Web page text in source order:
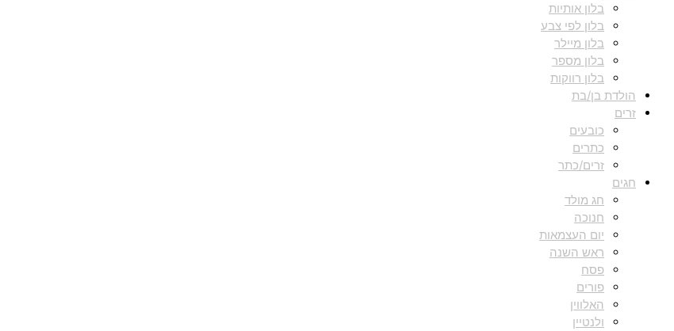
בלון אותיות
בלון לפי צבע
בלון מיילר
בלון מספר
בלון רווקות
הולדת בן/בת
זרים
כובעים
כתרים
זרים/כתר
חגים
חג מולד
חנוכה
יום העצמאות
ראש השנה
פסח
פורים
האלווין
ולנטיין